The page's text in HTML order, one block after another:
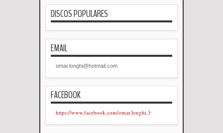
DISCOS POPULARES
EMAIL
omar.longhi@hotmail.com
FACEBOOK
https://www.facebook.com/omar.longhi.3